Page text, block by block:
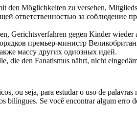
den Möglichkeiten zu versehen,
за соблюдение
Gerichtsverfahren gegen Kinder wieder
премьер-министр
массу других одиозных идей.
die den Fanatismus nährt, nicht
ou seja, para estudar o uso de
bilíngues. Se você encontrar algum